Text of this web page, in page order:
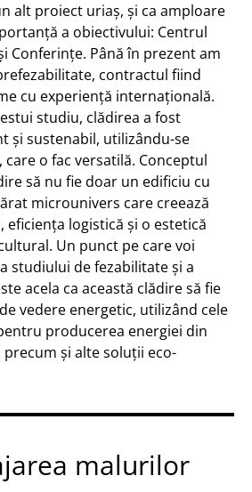
alt proiect uriaș, și ca amploare
a obiectivului: Centrul
Conferințe. Până în prezent am
contractul fiind
cu experiență internațională.
studiu, clădirea a fost
și sustenabil, utilizându-se
o fac versatilă. Conceptul
să nu fie doar un edificiu cu
microunivers care creează
logistică și o estetică
Un punct pe care voi
studiului de fezabilitate și a
acela ca această clădire să fie
vedere energetic, utilizând cele
producerea energiei din
și alte soluții eco-
malurilor